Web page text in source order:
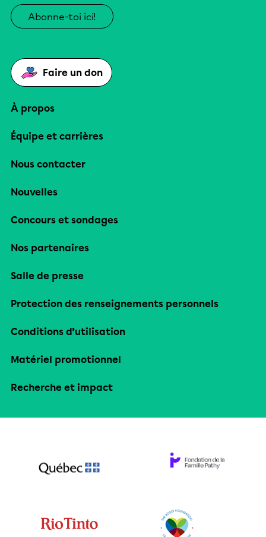
Abonne-toi ici!
Faire un don
À propos
Équipe et carrières
Nous contacter
Nouvelles
Concours et sondages
Nos partenaires
Salle de presse
Protection des renseignements personnels
Conditions d’utilisation
Matériel promotionnel
Recherche et impact